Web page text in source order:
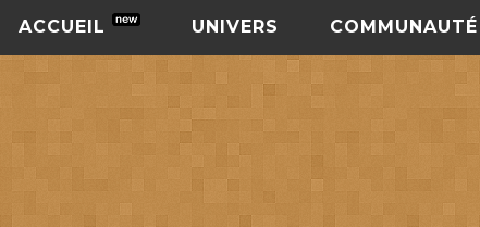
ACCUEIL UNIVERS COMMUNAUTÉ